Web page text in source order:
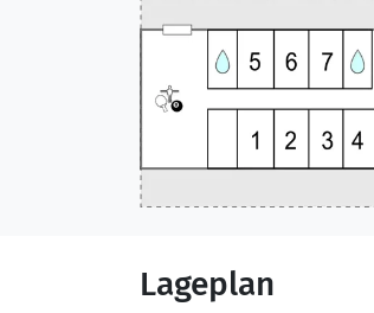
Lageplan